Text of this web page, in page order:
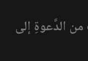
من الدَّعوةِ إلى